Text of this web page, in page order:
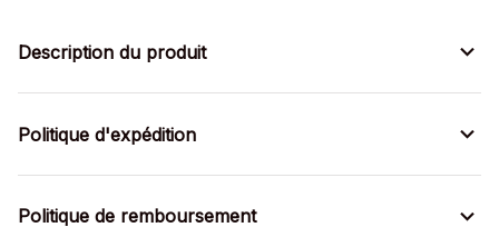
Description du produit
Politique d'expédition
Politique de remboursement